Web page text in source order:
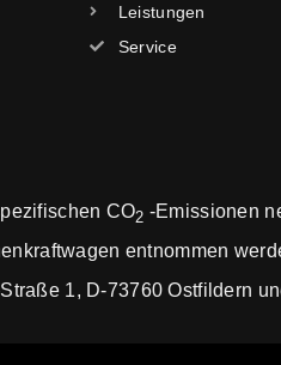
Leistungen
Service
CO2 -Emissionen
entnommen
1, D-73760 Ostfildern